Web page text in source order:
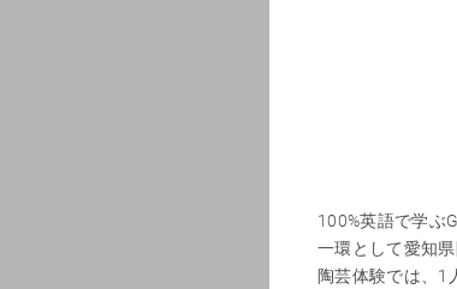
100%英語で学ぶ
一環として愛知
陶芸体験では、1